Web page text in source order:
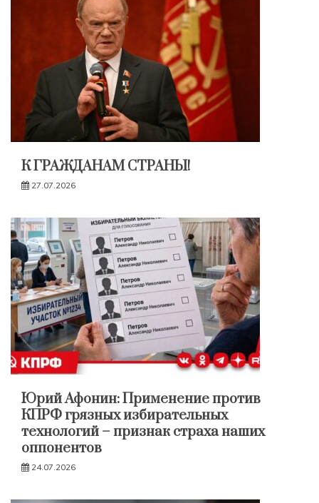
К ГРАЖДАНАМ СТРАНЫ!
27.07.2026
Юрий Афонин: Применение против
КПРФ грязных избирательных
технологий – признак страха наших
оппонентов
24.07.2026